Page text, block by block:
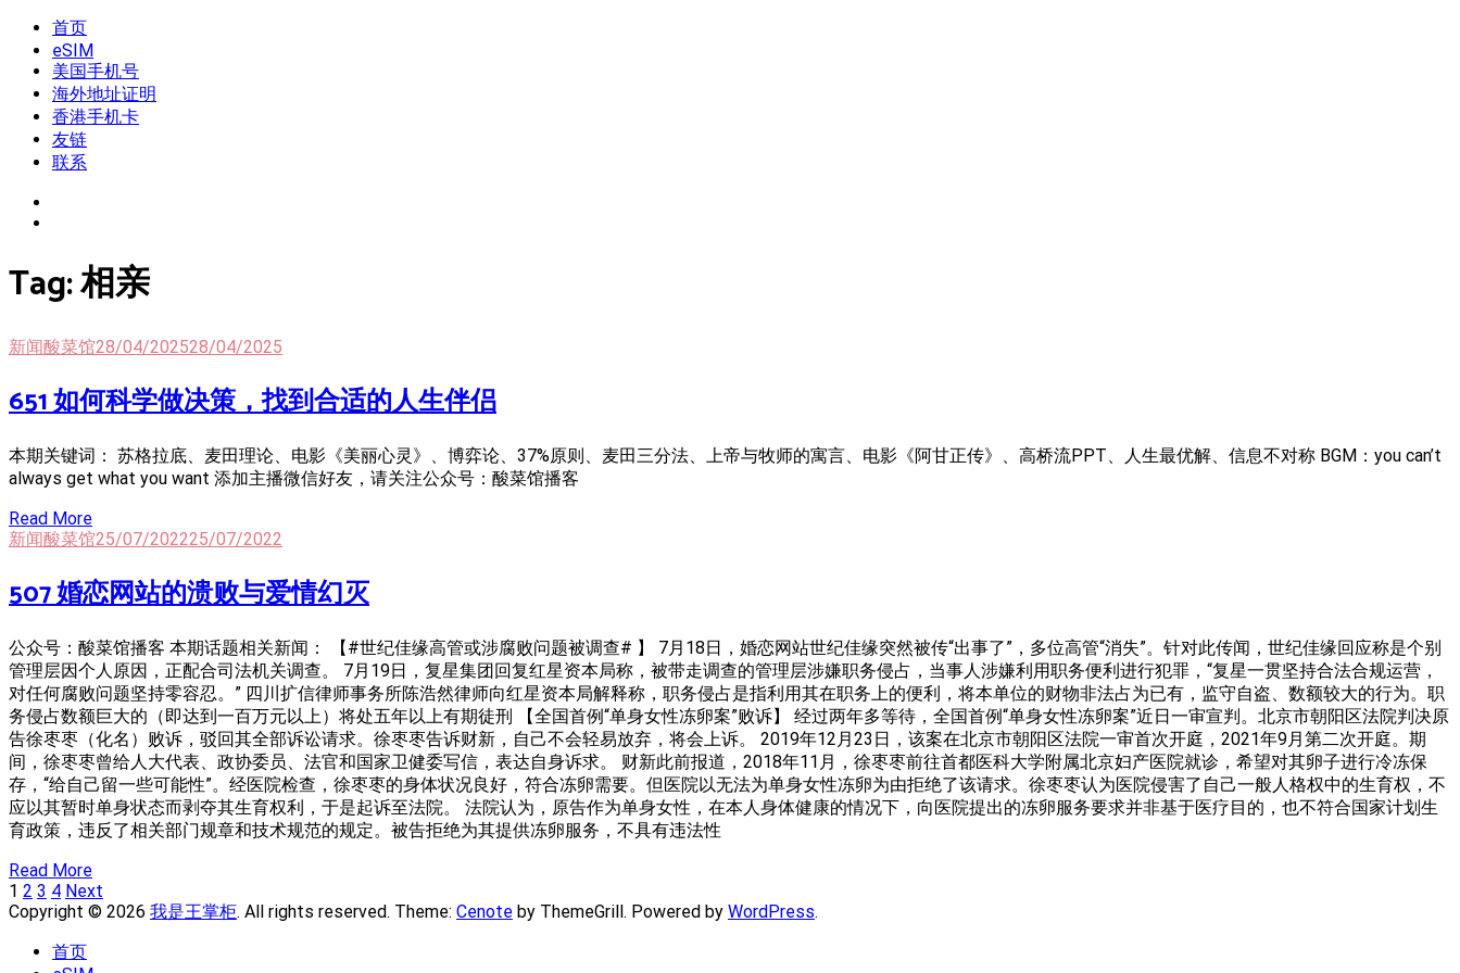
Skip
content
我是王掌柜
新闻酸菜馆|极客电台|自媒体联盟
首页
eSIM
美国手机号
海外地址证明
香港手机卡
友链
联系
Tag:相亲
新闻酸菜馆28/04/202528/04/2025
651 如何科学做决策，找到合适的人生伴侣
本期关键词： 苏格拉底、麦田理论、电影《美丽心灵》、博弈论、37%原则、麦田三分法、上帝与牧师的寓言、电影《阿甘正传》、高桥流PPT、人生最优解、信息不对称 BGM：you can’t
always get what you want 添加主播微信好友，请关注公众号：酸菜馆播客
Read More
新闻酸菜馆25/07/202225/07/2022
507 婚恋网站的溃败与爱情幻灭
公众号：酸菜馆播客 本期话题相关新闻： 【#世纪佳缘高管或涉腐败问题被调查# 】 7月18日，婚恋网站世纪佳缘突然被传“出事了”，多位高管“消失”。针对此传闻，世纪佳缘回应称是个别
管理层因个人原因，正配合司法机关调查。 7月19日，复星集团回复红星资本局称，被带走调查的管理层涉嫌职务侵占，当事人涉嫌利用职务便利进行犯罪，“复星一贯坚持合法合规运营，
对任何腐败问题坚持零容忍。” 四川扩信律师事务所陈浩然律师向红星资本局解释称，职务侵占是指利用其在职务上的便利，将本单位的财物非法占为已有，监守自盗、数额较大的行为。职
务侵占数额巨大的（即达到一百万元以上）将处五年以上有期徒刑 【全国首例“单身女性冻卵案”败诉】 经过两年多等待，全国首例“单身女性冻卵案”近日一审宣判。北京市朝阳区法院判决原
告徐枣枣（化名）败诉，驳回其全部诉讼请求。徐枣枣告诉财新，自己不会轻易放弃，将会上诉。 2019年12月23日，该案在北京市朝阳区法院一审首次开庭，2021年9月第二次开庭。期
间，徐枣枣曾给人大代表、政协委员、法官和国家卫健委写信，表达自身诉求。 财新此前报道，2018年11月，徐枣枣前往首都医科大学附属北京妇产医院就诊，希望对其卵子进行冷冻保
存，“给自己留一些可能性”。经医院检查，徐枣枣的身体状况良好，符合冻卵需要。但医院以无法为单身女性冻卵为由拒绝了该请求。徐枣枣认为医院侵害了自己一般人格权中的生育权，不
应以其暂时单身状态而剥夺其生育权利，于是起诉至法院。 法院认为，原告作为单身女性，在本人身体健康的情况下，向医院提出的冻卵服务要求并非基于医疗目的，也不符合国家计划生
育政策，违反了相关部门规章和技术规范的规定。被告拒绝为其提供冻卵服务，不具有违法性
Read More
Posts
Navigation
Page
1 Page
2 Page
3 Page
4 Next
Copyright © 2026 我是王掌柜. All rights reserved. Theme: Cenote by ThemeGrill. Powered by WordPress.
首页